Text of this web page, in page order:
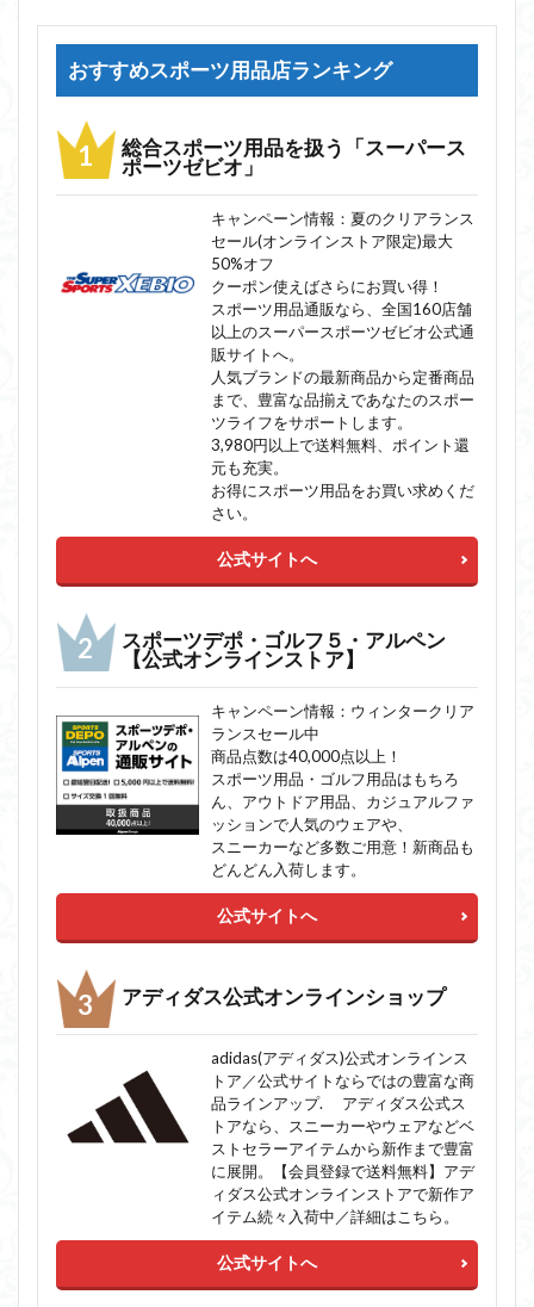
おすすめスポーツ用品店ランキング
総合スポーツ用品を扱う「スーパース
ポーツゼビオ」
キャンペーン情報：夏のクリアランス
セール(オンラインストア限定)最大
50%オフ
クーポン使えばさらにお買い得！
スポーツ用品通販なら、全国160店舗
以上のスーパースポーツゼビオ公式通
販サイトへ。
人気ブランドの最新商品から定番商品
まで、豊富な品揃えであなたのスポー
ツライフをサポートします。
3,980円以上で送料無料、ポイント還
元も充実。
お得にスポーツ用品をお買い求めくだ
さい。
公式サイトへ
スポーツデポ・ゴルフ５・アルペン
【公式オンラインストア】
キャンペーン情報：ウィンタークリア
ランスセール中
商品点数は40,000点以上！
スポーツ用品・ゴルフ用品はもちろ
ん、アウトドア用品、カジュアルファ
ッションで人気のウェアや、
スニーカーなど多数ご用意！新商品も
どんどん入荷します。
公式サイトへ
アディダス公式オンラインショップ
adidas(アディダス)公式オンラインス
トア／公式サイトならではの豊富な商
品ラインアップ. アディダス公式ス
トアなら、スニーカーやウェアなどベ
ストセラーアイテムから新作まで豊富
に展開。【会員登録で送料無料】アデ
ィダス公式オンラインストアで新作ア
イテム続々入荷中／詳細はこちら。
公式サイトへ